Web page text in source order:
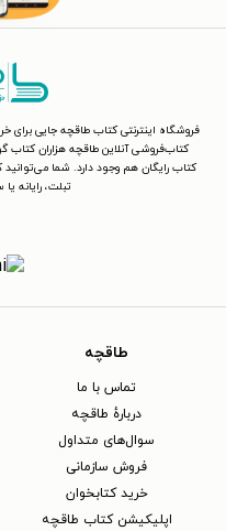
فروشگاه اینترنتی کتاب طاقچه جایی برای
کتاب‌فروشی آنلاین طاقچه هزاران کتاب
کتاب رایگان هم وجود دارد. شما می‌توانید
تبلت، رایانه
طاقچه
تماس با ما
دربارهٔ طاقچه
سوال‌های متداول
فروش سازمانی
خرید کتابخوان
اپلیکیشن کتاب طاقچه